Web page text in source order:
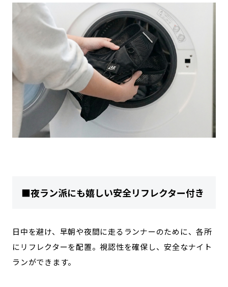
■夜ラン派にも嬉しい安全リフレクター付き
日中を避け、早朝や夜間に走るランナーのために、各所
にリフレクターを配置。視認性を確保し、安全なナイト
ランができます。